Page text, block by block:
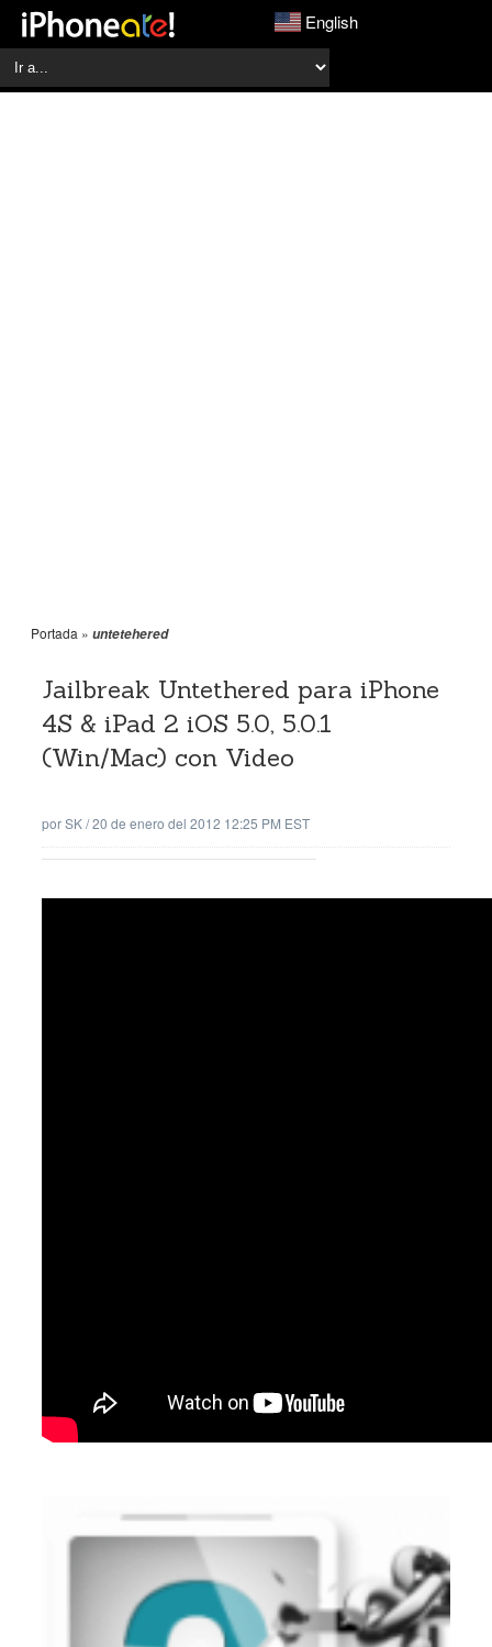
English
Portada » untetehered
Jailbreak Untethered para iPhone
4S & iPad 2 iOS 5.0, 5.0.1
(Win/Mac) con Video
porSK/20 de enero del 2012 12:25 PM EST